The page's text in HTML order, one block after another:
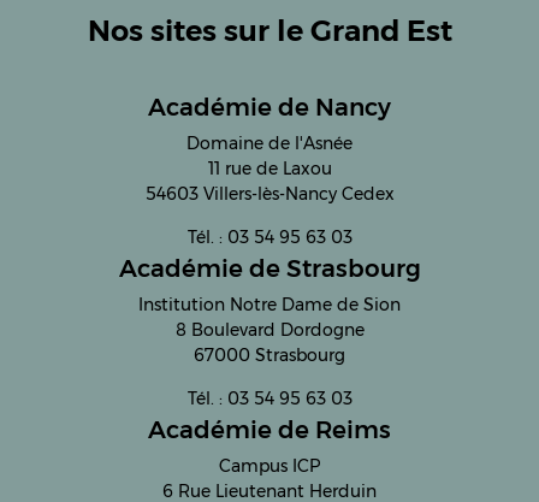
Nos sites sur le Grand Est
Académie de Nancy
Domaine de l'Asnée
11 rue de Laxou
54603 Villers-lès-Nancy Cedex
Tél. : 03 54 95 63 03
Académie de Strasbourg
Institution Notre Dame de Sion
8 Boulevard Dordogne
67000 Strasbourg
Tél. : 03 54 95 63 03
Académie de Reims
Campus ICP
6 Rue Lieutenant Herduin